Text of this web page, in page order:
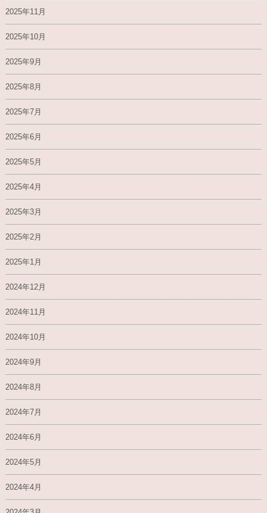
2025年11月
2025年10月
2025年9月
2025年8月
2025年7月
2025年6月
2025年5月
2025年4月
2025年3月
2025年2月
2025年1月
2024年12月
2024年11月
2024年10月
2024年9月
2024年8月
2024年7月
2024年6月
2024年5月
2024年4月